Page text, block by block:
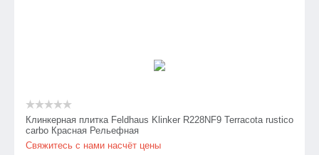
Клинкерная плитка Feldhaus Klinker R228NF9 Terracota rustico
carbo Красная Рельефная
Свяжитесь с нами насчёт цены